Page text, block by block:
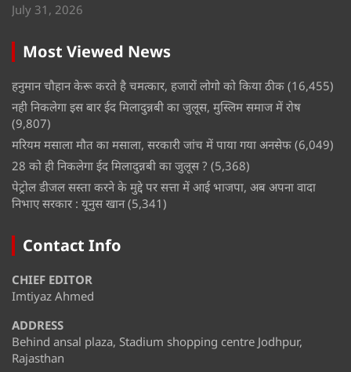
July 31, 2026
Most Viewed News
हनुमान चौहान केरू करते है चमत्कार, हजारों लोगो को किया ठीक (16,455)
नही निकलेगा इस बार ईद मिलादुन्नबी का जुलूस, मुस्लिम समाज में रोष
(9,807)
मरियम मसाला मौत का मसाला, सरकारी जांच में पाया गया अनसेफ (6,049)
28 को ही निकलेगा ईद मिलादुन्नबी का जुलूस ? (5,368)
पेट्रोल डीजल सस्ता करने के मुद्दे पर सत्ता में आई भाजपा, अब अपना वादा
निभाए सरकार : यूनुस खान (5,341)
Contact Info
CHIEF EDITOR
Imtiyaz Ahmed
ADDRESS
Behind ansal plaza, Stadium shopping centre Jodhpur,
Rajasthan